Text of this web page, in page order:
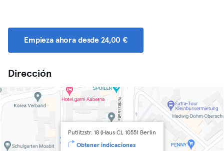
Empieza ahora desde 24,00 €
Dirección
Putlitzstr. 18 (Haus C), 10551 Berlin
Obtener indicaciones